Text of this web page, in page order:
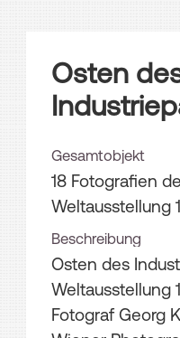
Osten
Gesamtobjekt
18 Fotografien
Weltausstellung
Beschreibung
Osten des
Weltausstellung
Fotograf Georg